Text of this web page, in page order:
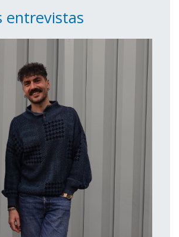
entrevistas